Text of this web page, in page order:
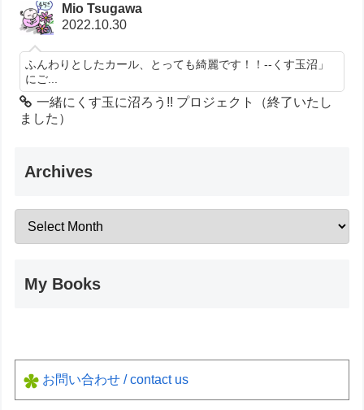
Mio Tsugawa
2022.10.30
ふんわりとしたカール、とっても綺麗です！！--くす玉沼」
にご...
一緒にくす玉に沼ろう!! プロジェクト（終了いたし
ました）
Archives
My Books
お問い合わせ / contact us